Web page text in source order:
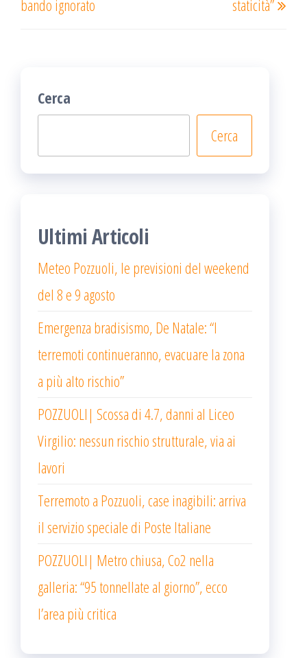
bando ignorato
staticità”
Cerca
Cerca
Ultimi Articoli
Meteo Pozzuoli, le previsioni del weekend
del 8 e 9 agosto
Emergenza bradisismo, De Natale: “I
terremoti continueranno, evacuare la zona
a più alto rischio”
POZZUOLI| Scossa di 4.7, danni al Liceo
Virgilio: nessun rischio strutturale, via ai
lavori
Terremoto a Pozzuoli, case inagibili: arriva
il servizio speciale di Poste Italiane
POZZUOLI| Metro chiusa, Co2 nella
galleria: “95 tonnellate al giorno”, ecco
l’area più critica